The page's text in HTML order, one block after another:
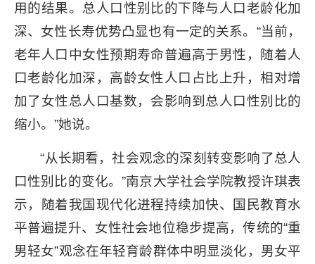
用的结果。总人口性别比的下降与人口老龄化加
深、女性长寿优势凸显也有一定的关系。“当前，
老年人口中女性预期寿命普遍高于男性，随着人
口老龄化加深，高龄女性人口占比上升，相对增
加了女性总人口基数，会影响到总人口性别比的
缩小。”她说。
“从长期看，社会观念的深刻转变影响了总人
口性别比的变化。”南京大学社会学院教授许琪表
示，随着我国现代化进程持续加快、国民教育水
平普遍提升、女性社会地位稳步提高，传统的“重
男轻女”观念在年轻育龄群体中明显淡化，男女平